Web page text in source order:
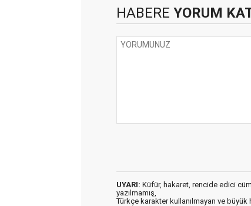
HABERE YORUM
UYARI: Küfür, hakaret, rencide edici
yazılmamış,
Türkçe karakter kullanılmayan ve büyük